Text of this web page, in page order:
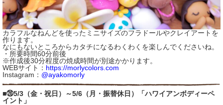
カラフルなねんどを使ったミニサイズのフラドールやクレイアートを
作ります。
なにもないところからカタチになるわくわくを楽しんでくださいね。
・所要時間60分前後
※作成後30分程度の焼成時間が別途かかります。
WEBサイト： https://morlycolors.com
Instagram： @ayakomorly
■㉖5/3（金・祝日）～5/6（月・振替休日）「ハワイアンボディーペ
イント」